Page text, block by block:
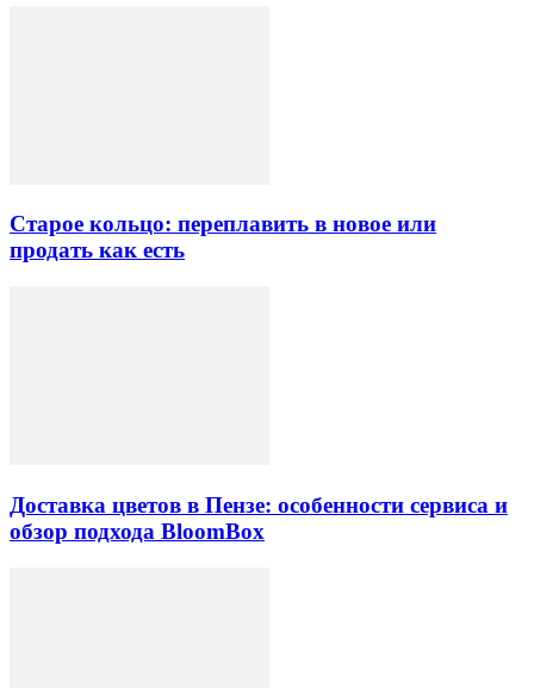
Старое кольцо: переплавить в новое или
продать как есть
Доставка цветов в Пензе: особенности сервиса и
обзор подхода BloomBox